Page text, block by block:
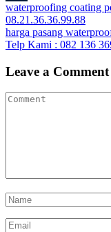
Tumblr
Post
navigation
waterproofing coating
08.21.36.36.99.88
harga pasang
Telp Kami : 082 136
Leave a Comment